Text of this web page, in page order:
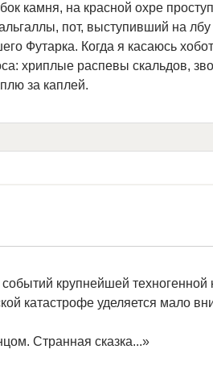
камня, на красной охре
пот, выступивший на
Футарка. Когда я касаюсь
хриплые распевы скальдов,
за каплей.
крупнейшей
катастрофе уделяется мало
Странная сказка...»